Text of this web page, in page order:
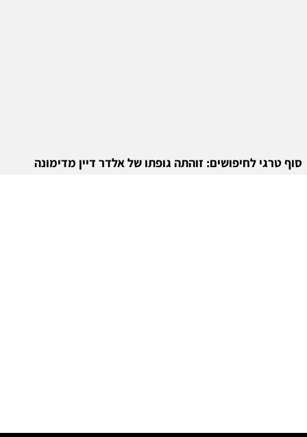
סוף טרגי לחיפושים: זוהתה גופתו של אלדר דיין מדימונה